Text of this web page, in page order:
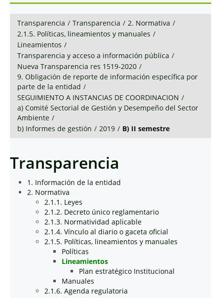
Transparencia / Transparencia / 2. Normativa /
2.1.5. Políticas, lineamientos y manuales /
Lineamientos /
Transparencia y acceso a información pública /
Nueva Transparencia res 1519-2020 /
9. Obligación de reporte de información específica por
parte de la entidad /
SEGUIMIENTO A INSTANCIAS DE COORDINACION /
a) Comité Sectorial de Gestión y Desempeño del Sector
Ambiente /
b) Informes de gestión / 2019 / B) II semestre
Transparencia
1. Información de la entidad
2. Normativa
2.1.1. Leyes
2.1.2. Decreto único reglamentario
2.1.3. Normatividad aplicable
2.1.4. Vínculo al diario o gaceta oficial
2.1.5. Políticas, lineamientos y manuales
Políticas
Lineamientos
Plan estratégico Institucional
Manuales
2.1.6. Agenda regulatoria